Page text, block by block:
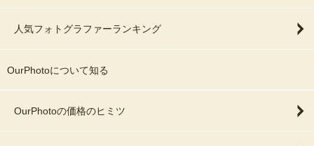
人気フォトグラファーランキング
OurPhotoについて知る
OurPhotoの価格のヒミツ